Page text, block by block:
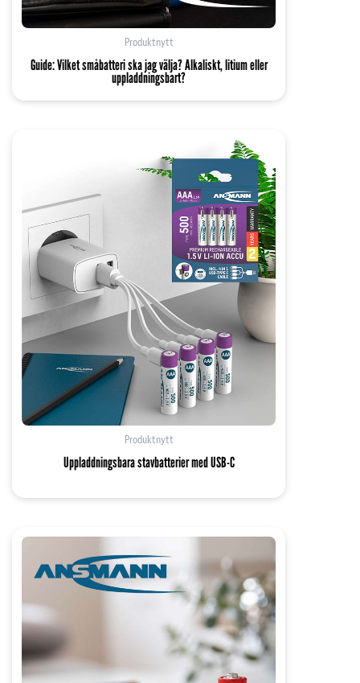
Produktnytt
Guide: Vilket småbatteri ska jag välja? Alkaliskt, litium eller
uppladdningsbart?
Produktnytt
Uppladdningsbara stavbatterier med USB-C